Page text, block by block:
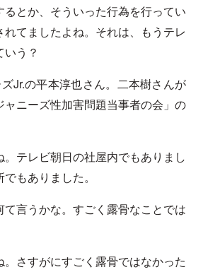
とか、そういった行為を行ってい
てましたよね。それは、もうテレ
う？
ズJr.の平本淳也さん。二本樹さんが
ニーズ性加害問題当事者の会」の
テレビ朝日の社屋内でもありまし
もありました。
言うかな。すごく露骨なことでは
さすがにすごく露骨ではなかった